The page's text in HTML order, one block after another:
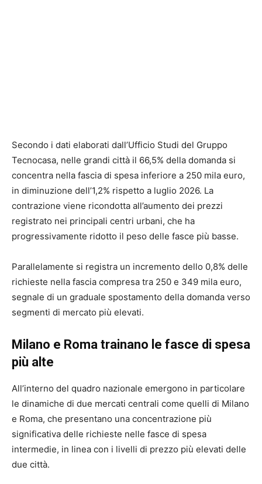
Secondo i dati elaborati dall’Ufficio Studi del Gruppo
Tecnocasa, nelle grandi città il 66,5% della domanda si
concentra nella fascia di spesa inferiore a 250 mila euro,
in diminuzione dell’1,2% rispetto a luglio 2026. La
contrazione viene ricondotta all’aumento dei prezzi
registrato nei principali centri urbani, che ha
progressivamente ridotto il peso delle fasce più basse.
Parallelamente si registra un incremento dello 0,8% delle
richieste nella fascia compresa tra 250 e 349 mila euro,
segnale di un graduale spostamento della domanda verso
segmenti di mercato più elevati.
Milano e Roma trainano le fasce di spesa
più alte
All’interno del quadro nazionale emergono in particolare
le dinamiche di due mercati centrali come quelli di Milano
e Roma, che presentano una concentrazione più
significativa delle richieste nelle fasce di spesa
intermedie, in linea con i livelli di prezzo più elevati delle
due città.